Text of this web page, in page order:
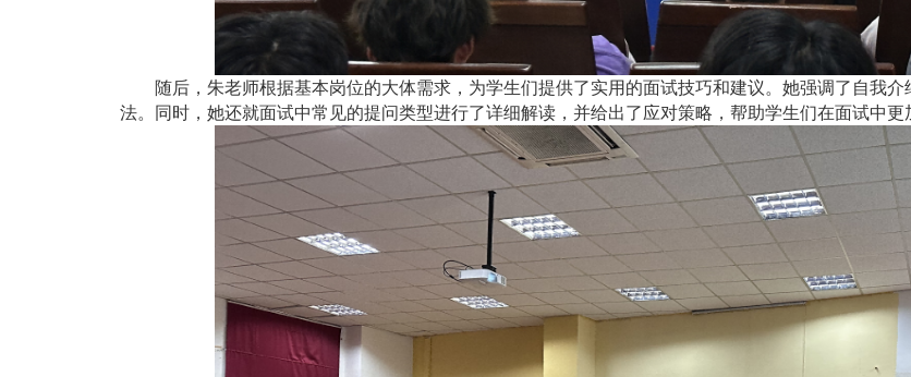
随后， 朱老师根据基本岗位的大体需求，为学生们提供了实用的面试技巧和建议。她强调了自我
法。同时，她还就面试中常见的提问类型进行了详细解读，并给出了应对策略，帮助学生们在面试中更